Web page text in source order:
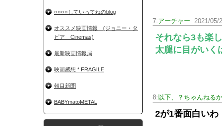
7:アーチャー 2021/05/
それなら3も楽
太腿に目がいく
8: 以下、？ちゃんねる
2が1番面白いわ
○○○○していってねのblog
オススメ映画情報 (ジョニー・タ
ピア Cinemas)
最新映画情報局
映画感想 * FRAGILE
朝目新聞
BABYmatoMETAL